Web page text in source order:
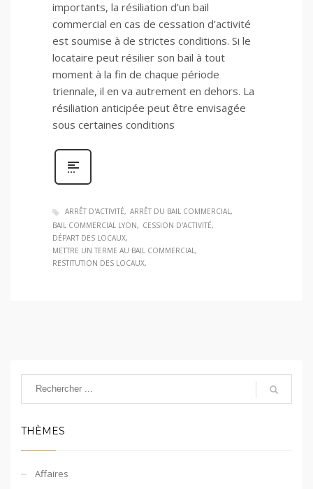
importants, la résiliation d’un bail
commercial en cas de cessation d’activité
est soumise à de strictes conditions. Si le
locataire peut résilier son bail à tout
moment à la fin de chaque période
triennale, il en va autrement en dehors. La
résiliation anticipée peut être envisagée
sous certaines conditions
ARRÊT D'ACTIVITÉ
ARRÊT DU BAIL COMMERCIAL
BAIL COMMERCIAL LYON
CESSION D'ACTIVITÉ
DÉPART DES LOCAUX
METTRE UN TERME AU BAIL COMMERCIAL
RESTITUTION DES LOCAUX
THÈMES
Affaires